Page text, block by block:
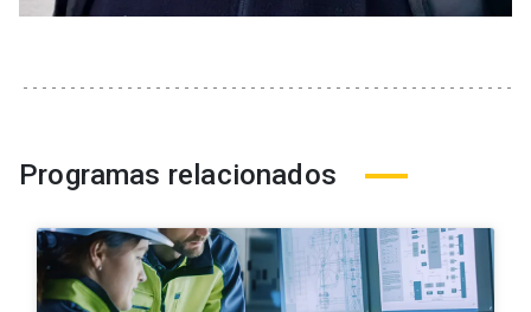
Programas relacionados